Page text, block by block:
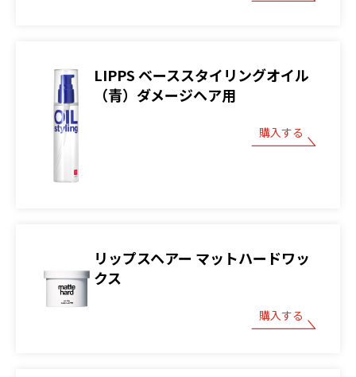
LIPPS ベーススタイリングオイル
（青）ダメージヘア用
購入する
リップスヘアー マットハードワッ
クス
購入する